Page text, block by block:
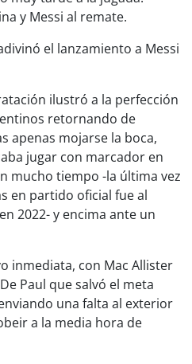
y Messi al remate.
el lanzamiento a Messi
ilustró a la perfección
retornando de
apenas mojarse la boca,
jugar con marcador en
mucho tiempo -la última vez
en partido oficial fue al
2022- y encima ante un
inmediata, con Mac Allister
Paul que salvó el meta
una falta al exterior
a la media hora de